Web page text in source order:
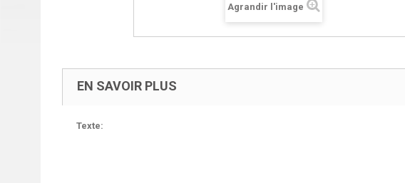
Agrandir l'image
EN SAVOIR PLUS
Texte: